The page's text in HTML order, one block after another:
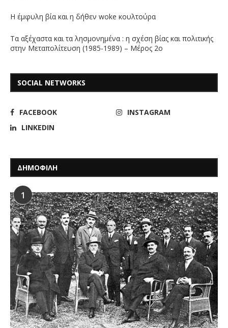
Η έμφυλη βία και η δήθεν woke κουλτούρα
Τα αξέχαστα και τα λησμονημένα : η σχέση βίας και πολιτικής
στην Μεταπολίτευση (1985-1989) – Μέρος 2ο
SOCIAL NETWORKS
FACEBOOK
INSTAGRAM
LINKEDIN
ΔΗΜΟΦΙΛΗ
1